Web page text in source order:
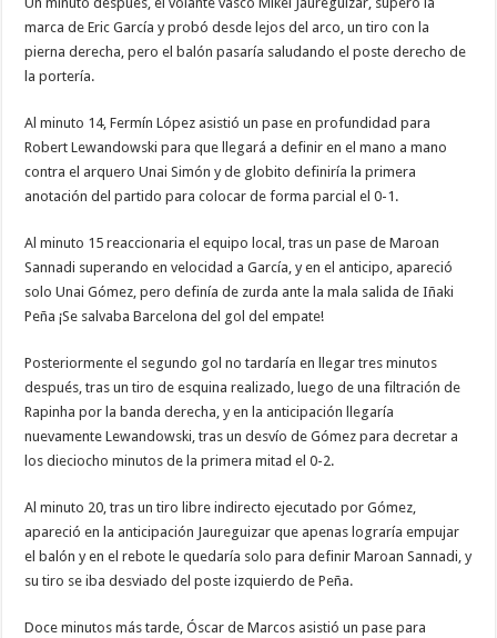
marca de Eric García y probó desde lejos del arco, un tiro con la
pierna derecha, pero el balón pasaría saludando el poste derecho de
la portería.
Al minuto 14, Fermín López asistió un pase en profundidad para
Robert Lewandowski para que llegará a definir en el mano a mano
contra el arquero Unai Simón y de globito definiría la primera
anotación del partido para colocar de forma parcial el 0-1.
Al minuto 15 reaccionaria el equipo local, tras un pase de Maroan
Sannadi superando en velocidad a García, y en el anticipo, apareció
solo Unai Gómez, pero definía de zurda ante la mala salida de Iñaki
Peña ¡Se salvaba Barcelona del gol del empate!
Posteriormente el segundo gol no tardaría en llegar tres minutos
después, tras un tiro de esquina realizado, luego de una filtración de
Rapinha por la banda derecha, y en la anticipación llegaría
nuevamente Lewandowski, tras un desvío de Gómez para decretar a
los dieciocho minutos de la primera mitad el 0-2.
Al minuto 20, tras un tiro libre indirecto ejecutado por Gómez,
apareció en la anticipación Jaureguizar que apenas lograría empujar
el balón y en el rebote le quedaría solo para definir Maroan Sannadi, y
su tiro se iba desviado del poste izquierdo de Peña.
Doce minutos más tarde, Óscar de Marcos asistió un pase para